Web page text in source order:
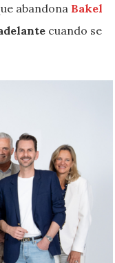
abandona Bakel
cuando se